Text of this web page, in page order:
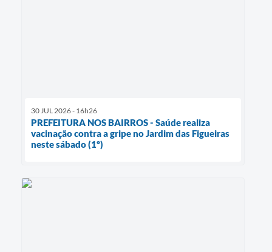
30 JUL 2026 - 16h26
PREFEITURA NOS BAIRROS - Saúde realiza
vacinação contra a gripe no Jardim das Figueiras
neste sábado (1º)